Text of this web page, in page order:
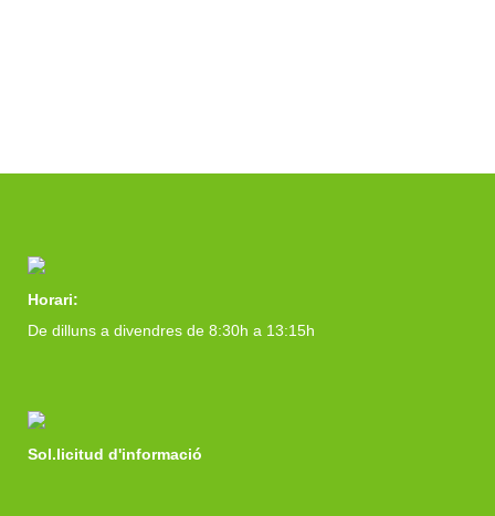
Horari:
De dilluns a divendres de 8:30h a 13:15h
Sol.licitud d'informació